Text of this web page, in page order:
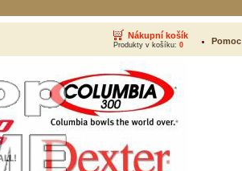
Nákupní košík
Produkty v košíku: 0 Pomoc